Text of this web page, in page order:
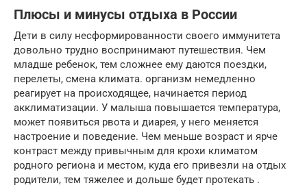
Плюсы и минусы отдыха в России
Дети в силу несформированности своего иммунитета
довольно трудно воспринимают путешествия. Чем
младше ребенок, тем сложнее ему даются поездки,
перелеты, смена климата. организм немедленно
реагирует на происходящее, начинается период
акклиматизации. У малыша повышается температура,
может появиться рвота и диарея, у него меняется
настроение и поведение. Чем меньше возраст и ярче
контраст между привычным для крохи климатом
родного региона и местом, куда его привезли на отдых
родители, тем тяжелее и дольше будет протекать .